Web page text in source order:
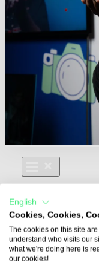
Aus- und
Für Lehre &
Media For You
Über Uns
English
Cookies, Cookies,
The cookies on this site
understand who visits our
what we're doing here is
our cookies!